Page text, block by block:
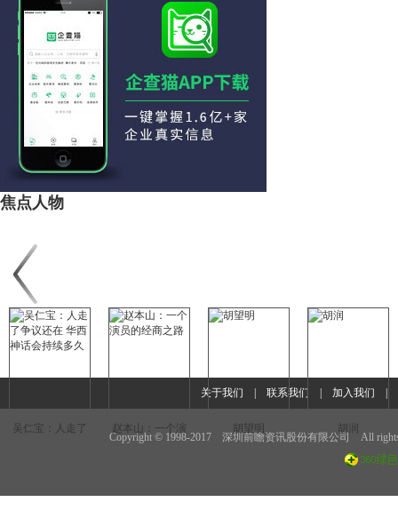
焦点人物
吴仁宝：人走了
赵本山：一个演
胡望明 胡润
关于我们 |联系我们 |加入我们
Copyright © 1998-2017 深圳前瞻资讯股份有限公司 All